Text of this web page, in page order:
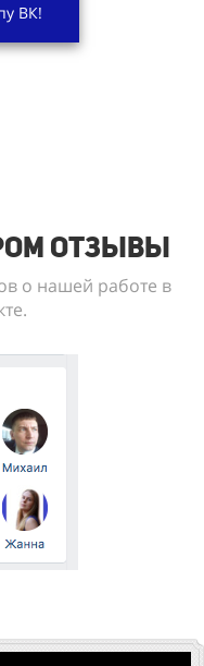
ВК!
отзывы
о нашей работе в